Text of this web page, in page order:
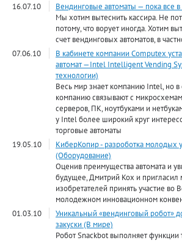
16.07.10
Вендинговые автоматы — пока все
Мы хотим вытеснить кассира. Не
потому, что ворует иногда. Хотим
счет вендинговых автоматов, в
07.06.10
В кабинете компании Computex
автомат —Intel Intelligent Vending
технологии)
Весь мир знает компанию Intel, но в
компанию связывают с
серверов, ПК, ноутбуками и
у Intel более широкий круг
торговые автоматы
19.05.10
КиберКопир - разроботка молодых
(Оборудование)
Оценив преимущества автомата и
будущее, Дмитрий Кох и
изобретателей принять участие во
молодежном инновационном
01.03.10
Уникальный «вендинговый робот»
закуски (В мире)
Робот Snackbot выполняет функции